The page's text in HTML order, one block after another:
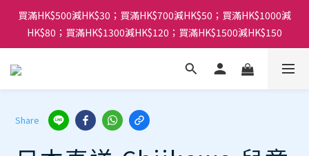
買滿HK$500減HK$30；買滿HK$700減HK$50；買滿HK$1000減
HK$80；買滿HK$1300減HK$120；買滿HK$1500減HK$150
Share